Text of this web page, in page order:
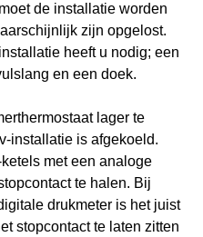
de installatie worden
zijn opgelost.
heeft u nodig; een
en een doek.
lager te
installatie is afgekoeld.
met een analoge
te halen. Bij
drukmeter is het juist
stopcontact te laten zitten